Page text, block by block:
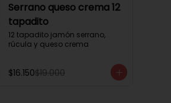
Serrano queso crema 12
tapadito
12 tapadito jamón serrano,
rúcula y queso crema
$16.150$19.000